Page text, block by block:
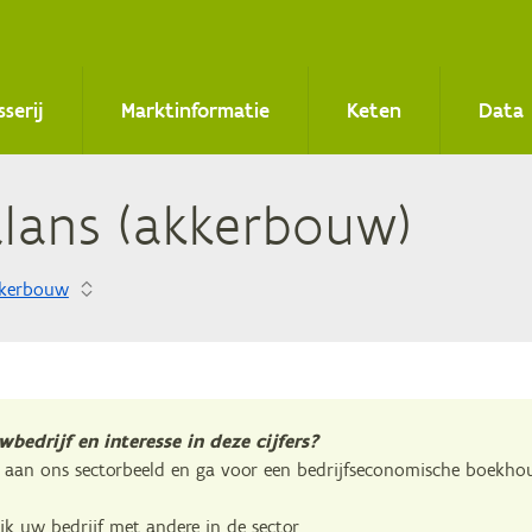
Marktinformatie Keten Data
(ak­ker­bouw)
en interesse in deze cijfers?
aan ons sectorbeeld en ga voor een bedrijfseconomische
uw bedrijf met andere in de sector